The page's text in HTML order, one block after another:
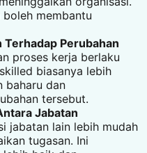
membantu
Perubahan
proses kerja berlaku
biasanya lebih
baharu dan
tersebut.
Jabatan
jabatan lain lebih mudah
tugasan. Ini